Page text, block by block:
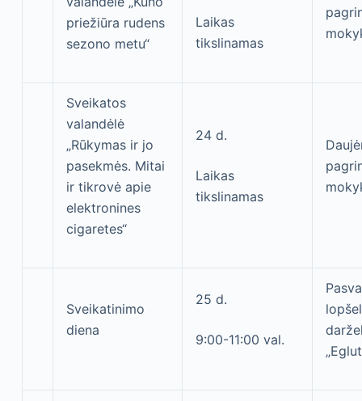
priežiūra rudens
sezono metu“
Laikas
tikslinamas
Sveikatos
valandėlė
„Rūkymas ir jo
pasekmės. Mitai
ir tikrovė apie
elektronines
cigaretes“
24 d.
Laikas
tikslinamas
Sveikatinimo
diena
25 d.
9:00-11:00 val.